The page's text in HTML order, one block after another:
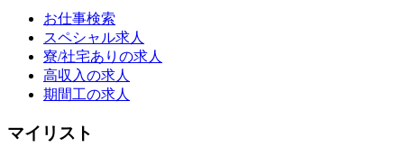
お仕事検索
スペシャル求人
寮/社宅ありの求人
高収入の求人
期間工の求人
マイリスト